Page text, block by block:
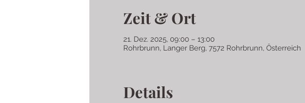
Zeit & Ort
21. Dez. 2025, 09:00 – 13:00
Rohrbrunn, Langer Berg, 7572 Rohrbrunn, Österreich
Details